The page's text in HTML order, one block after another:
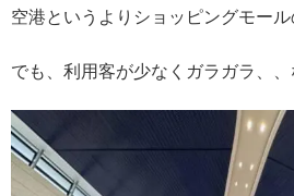
空港というよりショッピングモール
でも、利用客が少なくガラガラ、、